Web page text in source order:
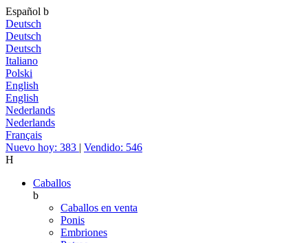
Español b
Deutsch
Deutsch
Deutsch
Italiano
Polski
English
English
Nederlands
Nederlands
Français
Nuevo hoy: 383 | Vendido: 546
H
Caballos
b
Caballos en venta
Ponis
Embriones